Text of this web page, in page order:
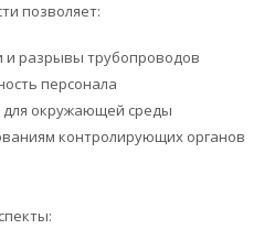
позволяет:
разрывы трубопроводов
персонала
окружающей среды
контролирующих органов